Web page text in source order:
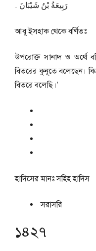
رَبِيعَةُ بْنُ شَيْبَانَ ‏.‏
আবূ ইসহাক থেকে বর্ণিতঃ
উপরোক্ত সানাদ ও অর্থে
বিতরের কুনূতে বলেছেন।
বিতরে বলেছি।’
হাদিসের মানঃসহিহ হাদিস
সরাসরি
১৪২৭